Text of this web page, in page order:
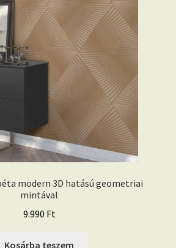
modern 3D hatású geometriai
mintával
9.990 Ft
Kosárba teszem